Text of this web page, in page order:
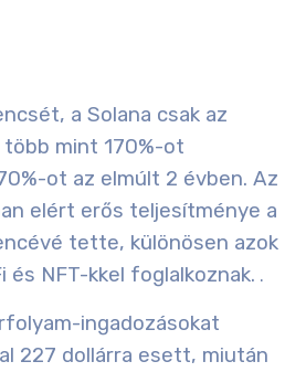
a Solana csak az
több mint 170%-ot
ot az elmúlt 2 évben. Az
elért erős teljesítménye a
tette, különösen azok
és NFT-kkel foglalkoznak. .
ingadozásokat
227 dollárra esett, miután